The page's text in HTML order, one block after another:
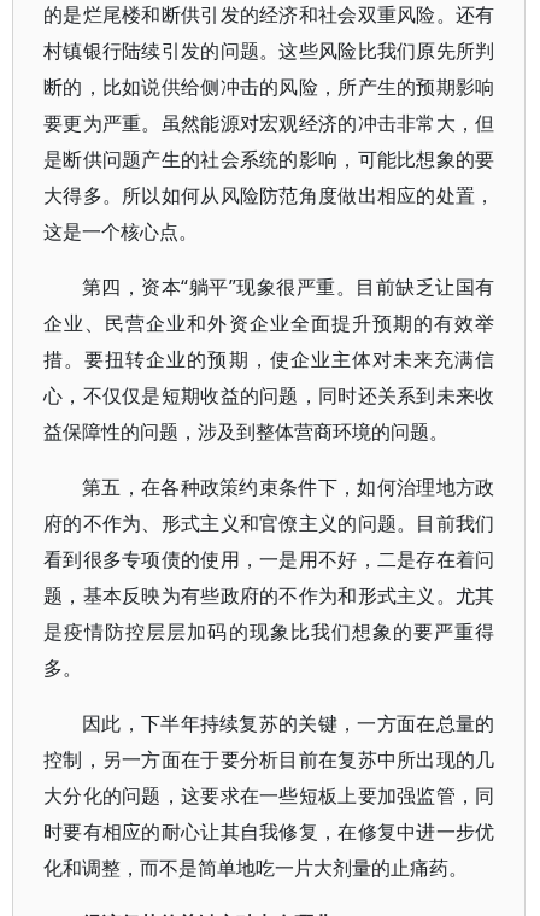
的是烂尾楼和断供引发的经济和社会双重风险。还有
村镇银行陆续引发的问题。这些风险比我们原先所判
断的，比如说供给侧冲击的风险，所产生的预期影响
要更为严重。虽然能源对宏观经济的冲击非常大，但
是断供问题产生的社会系统的影响，可能比想象的要
大得多。所以如何从风险防范角度做出相应的处置，
这是一个核心点。
第四，资本“躺平”现象很严重。目前缺乏让国有
企业、民营企业和外资企业全面提升预期的有效举
措。要扭转企业的预期，使企业主体对未来充满信
心，不仅仅是短期收益的问题，同时还关系到未来收
益保障性的问题，涉及到整体营商环境的问题。
第五，在各种政策约束条件下，如何治理地方政
府的不作为、形式主义和官僚主义的问题。目前我们
看到很多专项债的使用，一是用不好，二是存在着问
题，基本反映为有些政府的不作为和形式主义。尤其
是疫情防控层层加码的现象比我们想象的要严重得
多。
因此，下半年持续复苏的关键，一方面在总量的
控制，另一方面在于要分析目前在复苏中所出现的几
大分化的问题，这要求在一些短板上要加强监管，同
时要有相应的耐心让其自我修复，在修复中进一步优
化和调整，而不是简单地吃一片大剂量的止痛药。